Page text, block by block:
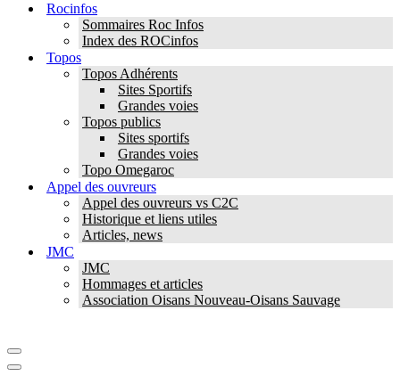
Rocinfos
Sommaires Roc Infos
Index des ROCinfos
Topos
Topos Adhérents
Sites Sportifs
Grandes voies
Topos publics
Sites sportifs
Grandes voies
Topo Omegaroc
Appel des ouvreurs
Appel des ouvreurs vs C2C
Historique et liens utiles
Articles, news
JMC
JMC
Hommages et articles
Association Oisans Nouveau-Oisans Sauvage
Menu
de
Menu